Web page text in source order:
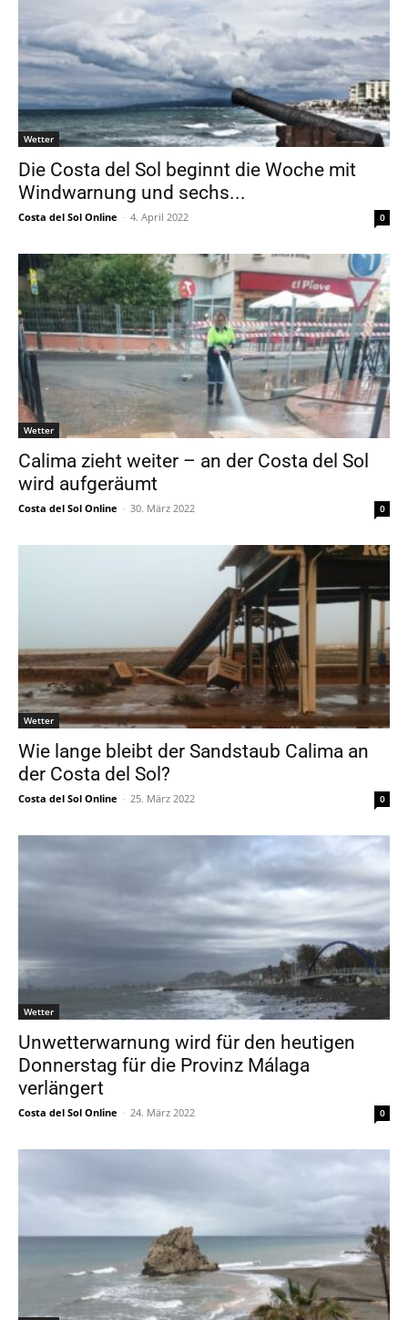
Wetter
Die Costa del Sol beginnt die Woche mit
Windwarnung und sechs...
Costa del Sol Online - 4. April 2022 0
Wetter
Calima zieht weiter – an der Costa del Sol
wird aufgeräumt
Costa del Sol Online - 30. März 2022 0
Wetter
Wie lange bleibt der Sandstaub Calima an
der Costa del Sol?
Costa del Sol Online - 25. März 2022 0
Wetter
Unwetterwarnung wird für den heutigen
Donnerstag für die Provinz Málaga
verlängert
Costa del Sol Online - 24. März 2022 0